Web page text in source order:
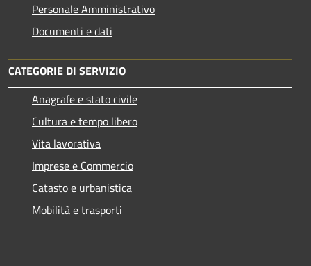
Personale Amministrativo
Documenti e dati
CATEGORIE DI SERVIZIO
Anagrafe e stato civile
Cultura e tempo libero
Vita lavorativa
Imprese e Commercio
Catasto e urbanistica
Mobilità e trasporti